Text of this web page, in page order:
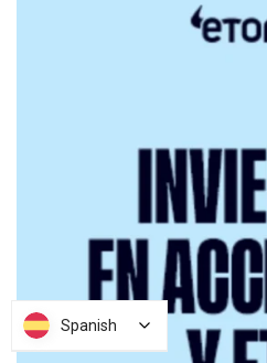
Spanish
Spanish